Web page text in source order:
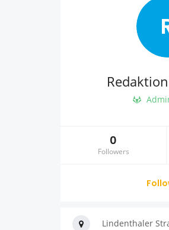
0
Followers
Lindenthaler